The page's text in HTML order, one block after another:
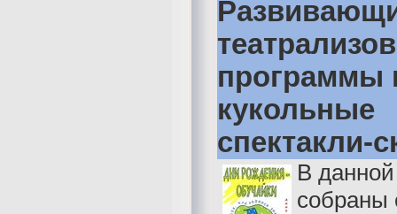
программы
кукольные
спектакли-
В данной
собраны